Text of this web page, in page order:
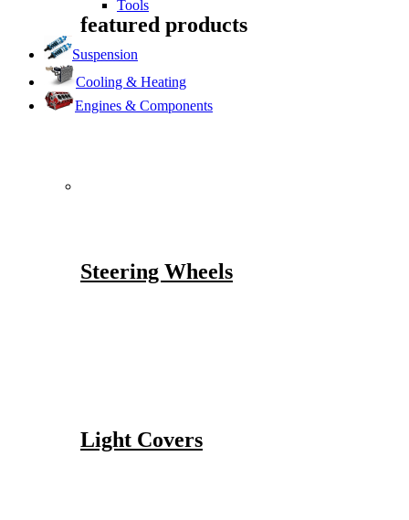
Tools
featured products
Suspension
Cooling & Heating
Engines & Components
Steering Wheels
Light Covers